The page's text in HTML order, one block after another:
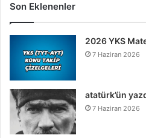
Son Eklenenler
2026 YKS
7 Haziran 2026
atatürk’ün
7 Haziran 2026